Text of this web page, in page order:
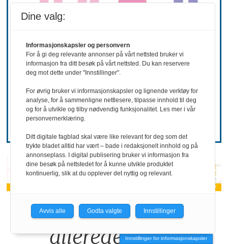
REKRUTTERING
Ønsker mer
hemmelighold
«KI-bruken kan
allerede by på
Innstillinger for informasjonskapsler
Dine valg:
Informasjonskapsler og personvern
For å gi deg relevante annonser på vårt nettsted bruker vi
informasjon fra ditt besøk på vårt nettsted. Du kan reservere
deg mot dette under "Innstillinger".
For øvrig bruker vi informasjonskapsler og lignende verktøy for
analyse, for å sammenligne nettlesere, tilpasse innhold til deg
og for å utvikle og tilby nødvendig funksjonalitet. Les mer i vår
personvernerklæring.
Ditt digitale fagblad skal være like relevant for deg som det
trykte bladet alltid har vært – bade i redaksjonelt innhold og på
annonseplass. I digital publisering bruker vi informasjon fra
dine besøk på nettstedet for å kunne utvikle produktet
kontinuerlig, slik at du opplever det nyttig og relevant.
Avvis alle Godta valgte Innstillinger